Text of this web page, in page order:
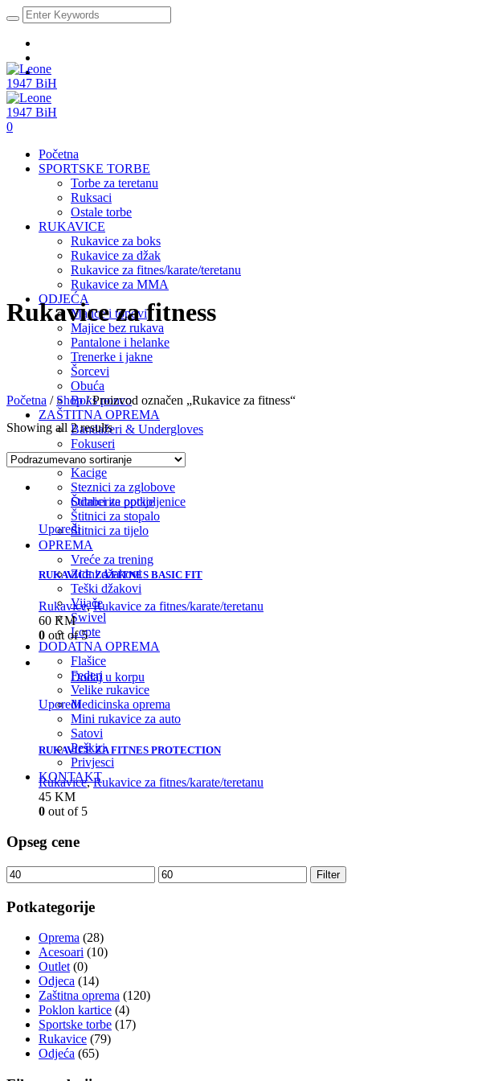
0
Početna
SPORTSKE TORBE
Torbe za teretanu
Ruksaci
Ostale torbe
RUKAVICE
Rukavice za boks
Rukavice za džak
Rukavice za fitnes/karate/teretanu
Rukavice za MMA
ODJEĆA
Majice i topovi
Majice bez rukava
Pantalone i helanke
Trenerke i jakne
Šorcevi
Obuća
Boks ponco
ZAŠTITNA OPREMA
Bandažeri & Undergloves
Fokuseri
Gume za zube
Kacige
Steznici za zglobove
Štitnici za potkoljenice
Štitnici za stopalo
Štitnici za tijelo
OPREMA
Vreće za trening
Zidni džakovi
Teški džakovi
Vijače
Swivel
Lopte
DODATNA OPREMA
Flašice
Federi
Velike rukavice
Medicinska oprema
Mini rukavice za auto
Satovi
Peškiri
Privjesci
KONTAKT
Rukavice za fitness
Početna / Shop/ Proizvod označen „Rukavice za fitness“
Showing all 2 results
Odaberite opcije
Uporedi
RUKAVICE ZA FITNES BASIC FIT
Rukavice,Rukavice za fitnes/karate/teretanu
60 KM
0 out of 5
Dodaj u korpu
Uporedi
RUKAVICE ZA FITNES PROTECTION
Rukavice,Rukavice za fitnes/karate/teretanu
45 KM
0 out of 5
Opseg cene
Filter
Potkategorije
Oprema (28)
Acesoari (10)
Outlet (0)
Odjeca (14)
Zaštitna oprema (120)
Poklon kartice (4)
Sportske torbe (17)
Rukavice (79)
Odjeća (65)